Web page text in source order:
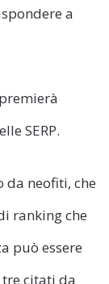
a
SERP.
da neofiti, che
ranking che
può essere
citati da